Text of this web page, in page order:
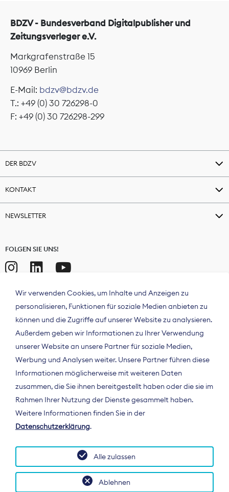
BDZV - Bundesverband Digitalpublisher und
Zeitungsverleger e.V.
Markgrafenstraße 15
10969 Berlin
E-Mail: bdzv@bdzv.de
T.: +49 (0) 30 726298-0
F: +49 (0) 30 726298-299
DER BDZV
KONTAKT
NEWSLETTER
FOLGEN SIE UNS!
Der Bundesverband Digitalpublisher und
Zeitungsverleger (BDZV) vertritt als
Spitzenorganisation die Interessen der
Deutschland und auf EU-Ebene.
Wir verwenden Cookies, um Inhalte und Anzeigen zu
personalisieren, Funktionen für soziale Medien anbieten zu
können und die Zugriffe auf unserer Website zu analysieren.
Außerdem geben wir Informationen zu Ihrer Verwendung
unserer Website an unsere Partner für soziale Medien,
Werbung und Analysen weiter. Unsere Partner führen diese
Informationen möglicherweise mit weiteren Daten
zusammen, die Sie ihnen bereitgestellt haben oder die sie im
Rahmen Ihrer Nutzung der Dienste gesammelt haben.
Weitere Informationen finden Sie in der
Datenschutzerklärung.
Ablehnen
Alle zulassen